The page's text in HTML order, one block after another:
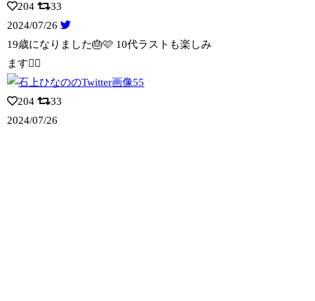
204
33
2024/07/26
19歳になりました🎂🩷 10代ラストも楽しみ
ます✌🏻
204
33
2024/07/26